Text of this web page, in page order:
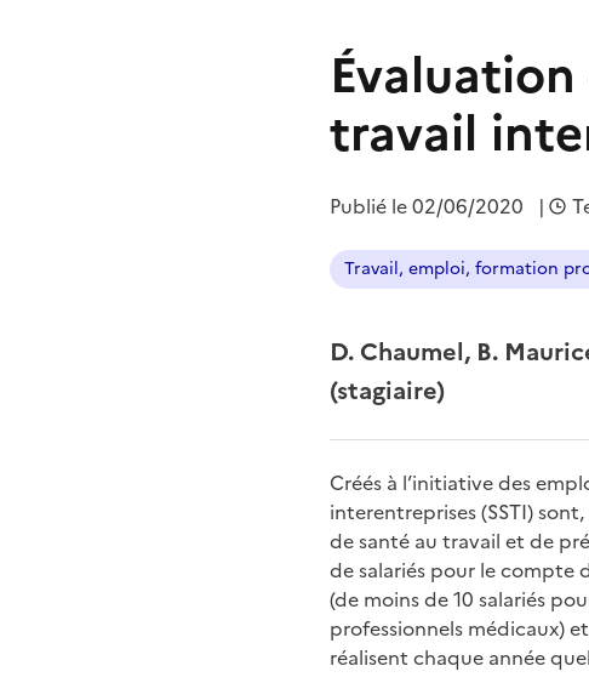
travail
Publié le02/06/2020 |
Travail, emploi, formation
D. Chaumel, B.
(stagiaire)
Créés à l’initiative des
interentreprises (SSTI)
de santé au travail et de
de salariés pour le compte
(de moins de 10 salariés
professionnels médicaux)
réalisent chaque année